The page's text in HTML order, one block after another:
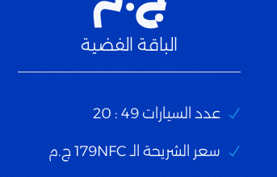
الباقة الفضية
عدد السيارات 49 : 20
سعر الشريحة الـ 179NFC ج.م